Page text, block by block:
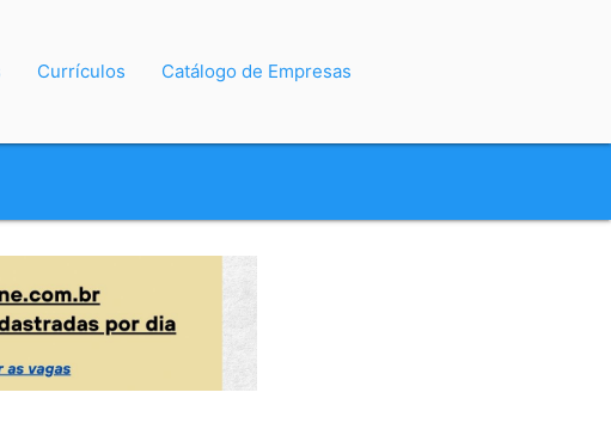
Currículos Catálogo de Empresas